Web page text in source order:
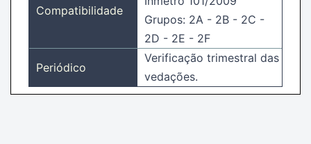
Compatibilidade
Grupos: 2A - 2B - 2C -
2D - 2E - 2F
Periódico
Verificação trimestral das
vedações.